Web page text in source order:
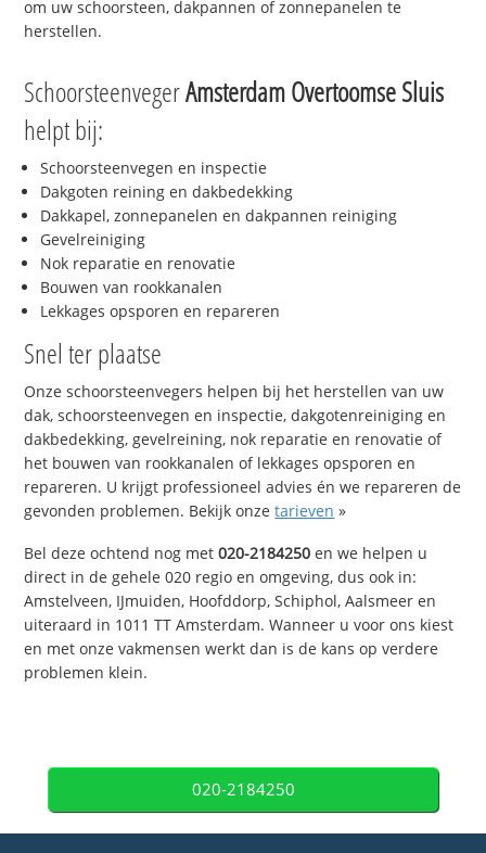
om uw schoorsteen, dakpannen of zonnepanelen te
herstellen.
SchoorsteenvegerAmsterdam Overtoomse Sluis
helpt bij:
Schoorsteenvegen en inspectie
Dakgoten reining en dakbedekking
Dakkapel, zonnepanelen en dakpannen reiniging
Gevelreiniging
Nok reparatie en renovatie
Bouwen van rookkanalen
Lekkages opsporen en repareren
Snel ter plaatse
Onze schoorsteenvegers helpen bij het herstellen van uw
dak, schoorsteenvegen en inspectie, dakgotenreiniging en
dakbedekking, gevelreining, nok reparatie en renovatie of
het bouwen van rookkanalen of lekkages opsporen en
repareren. U krijgt professioneel advies én we repareren de
gevonden problemen. Bekijk onzetarieven »
Bel deze ochtend nog met020-2184250 en we helpen u
direct in de gehele 020 regio en omgeving, dus ook in:
Amstelveen, IJmuiden, Hoofddorp, Schiphol, Aalsmeer en
uiteraard in 1011 TT Amsterdam. Wanneer u voor ons kiest
en met onze vakmensen werkt dan is de kans op verdere
problemen klein.
020-2184250